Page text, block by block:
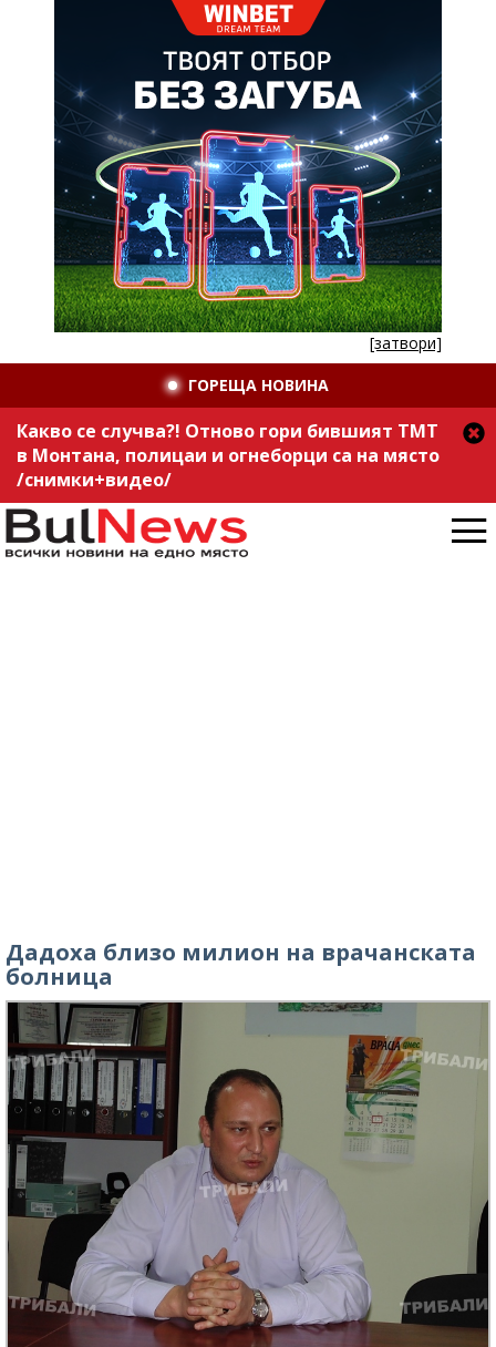
[затвори]
ГОРЕЩА НОВИНА
Какво се случва?! Отново гори бившият ТМТ
в Монтана, полицаи и огнеборци са на място
/снимки+видео/
Дадоха близо милион на врачанската
болница